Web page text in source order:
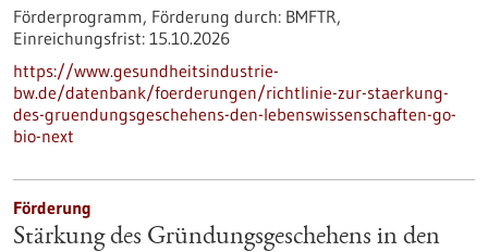
Förderprogramm, Förderung durch: BMFTR,
Einreichungsfrist: 15.10.2026
https://www.gesundheitsindustrie-
bw.de/datenbank/foerderungen/richtlinie-zur-staerkung-
des-gruendungsgeschehens-den-lebenswissenschaften-go-
bio-next
Förderung
Stärkung des Gründungsgeschehens in den